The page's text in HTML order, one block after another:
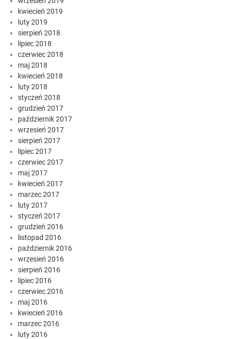
kwiecień 2019
luty 2019
sierpień 2018
lipiec 2018
czerwiec 2018
maj 2018
kwiecień 2018
luty 2018
styczeń 2018
grudzień 2017
październik 2017
wrzesień 2017
sierpień 2017
lipiec 2017
czerwiec 2017
maj 2017
kwiecień 2017
marzec 2017
luty 2017
styczeń 2017
grudzień 2016
listopad 2016
październik 2016
wrzesień 2016
sierpień 2016
lipiec 2016
czerwiec 2016
maj 2016
kwiecień 2016
marzec 2016
luty 2016